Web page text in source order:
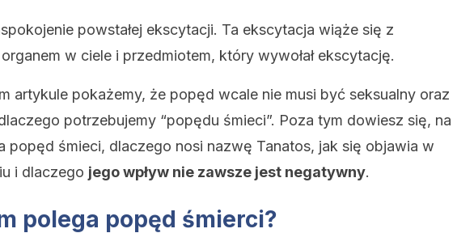
powstałej ekscytacji. Ta ekscytacja wiąże się z
w ciele i przedmiotem, który wywołał ekscytację.
artykule pokażemy, że popęd wcale nie musi być seksualny oraz
potrzebujemy “popędu śmieci”. Poza tym dowiesz się, na
popęd śmieci, dlaczego nosi nazwę Tanatos, jak się objawia w
i dlaczego jego wpływ nie zawsze jest negatywny.
polega popęd śmierci?